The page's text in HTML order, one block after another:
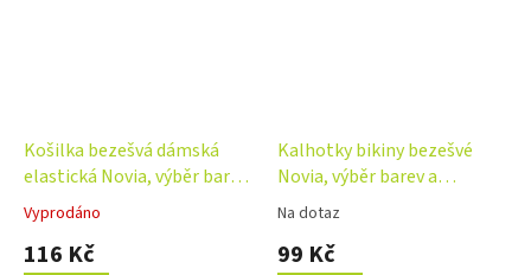
Košilka bezešvá dámská
elastická Novia, výběr barev
a velikostí
Průměrné
hodnocení
produktu
Vyprodáno
116 Kč
Kalhotky bikiny bezešvé
Novia, výběr barev a
velikostí
Průměrné
hodnocení
produktu
Na dotaz
99 Kč